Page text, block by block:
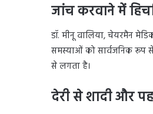
जांच करवाने में
डॉ. मीनू वालिया, चेयरमैन
समस्याओं को सार्वजनिक रूप
से लगता है।
देरी से शादी और